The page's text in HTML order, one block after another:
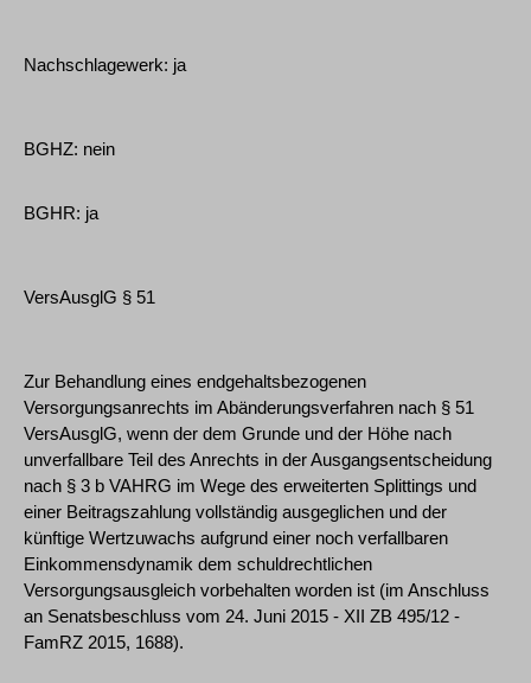
Nachschlagewerk: ja
BGHZ: nein
BGHR: ja
VersAusglG § 51
Zur Behandlung eines endgehaltsbezogenen
Versorgungsanrechts im Abänderungsverfahren nach § 51
VersAusglG, wenn der dem Grunde und der Höhe nach
unverfallbare Teil des Anrechts in der Ausgangsentscheidung
nach § 3 b VAHRG im Wege des erweiterten Splittings und
einer Beitragszahlung vollständig ausgeglichen und der
künftige Wertzuwachs aufgrund einer noch verfallbaren
Einkommensdynamik dem schuldrechtlichen
Versorgungsausgleich vorbehalten worden ist (im Anschluss
an Senatsbeschluss vom 24. Juni 2015 - XII ZB 495/12 -
FamRZ 2015, 1688).